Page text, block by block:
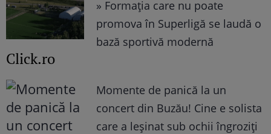
» Formația care nu poate
promova în Superligă se laudă o
bază sportivă modernă
Click.ro
Momente de panică la un
concert din Buzău! Cine e solista
care a leșinat sub ochii îngroziți